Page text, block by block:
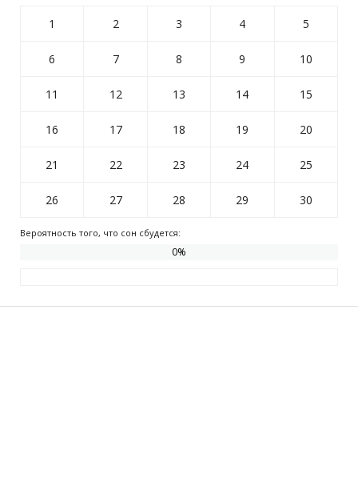
1 2 3 4 5
6 7 8 9 10
11 12 13 14 15
16 17 18 19 20
21 22 23 24 25
26 27 28 29 30
Вероятность того, что сон сбудется:
0%